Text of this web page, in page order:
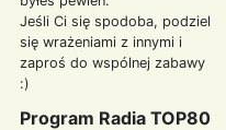
Jeśli Ci się spodoba, podziel
się wrażeniami z innymi i
zaproś do wspólnej zabawy
:)
Program Radia TOP80